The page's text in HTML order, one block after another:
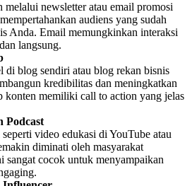
newsletter atau email promosi
audiens yang sudah
Anda. Email memungkinkan interaksi
langsung.
di blog sendiri atau blog rekan bisnis
kredibilitas dan meningkatkan
konten memiliki call to action yang jelas
Podcast
video edukasi di YouTube atau
diminati oleh masyarakat
sangat cocok untuk menyampaikan